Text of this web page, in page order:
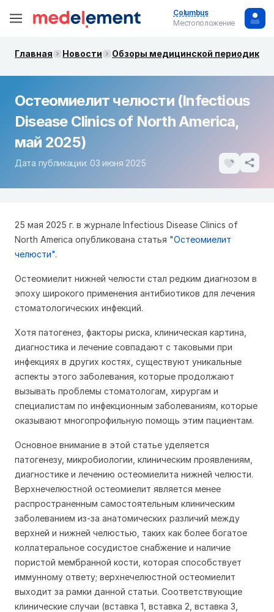
Columbus
Местоположение
Главная Новости Обзоры медицинской периодики.
Остеомиелит челюсти (Infectious
Disease Clinics of North America,
май 2025)
Дата публикации: 03 июня 2025
25 мая 2025 г. в журнале Infectious Disease Clinics of
North America опубликована статья "Остеомиелит
челюсти".
Остеомиелит нижней челюсти стал редким диагнозом в
эпоху широкого применения антибиотиков для лечения
стоматологических инфекций.
Хотя патогенез, факторы риска, клиническая картина,
диагностика и лечение совпадают с таковыми при
инфекциях в других костях, существуют уникальные
аспекты этого заболевания, которые продолжают
вызывать проблемы стоматологам, хирургам и
специалистам по инфекционным заболеваниям, которые
оказывают многопрофильную помощь этим пациентам.
Основное внимание в этой статье уделяется
патогенезу, микробиологии, клиническим проявлениям,
диагностике и лечению остеомиелита нижней челюсти.
Верхнечелюстной остеомиелит является менее
распространенным самостоятельным клиническим
заболеванием из-за анатомических различий между
верхней и нижней челюстью, таких как более богатое
коллатеральное сосудистое снабжение и наличие
пористой мембранной кости, которая способствует
иммунному ответу; верхнечелюстной остеомиелит
выходит за рамки данной статьи. Соответствующие
клинические случаи (вставка 1, вставка 2, вставка 3,